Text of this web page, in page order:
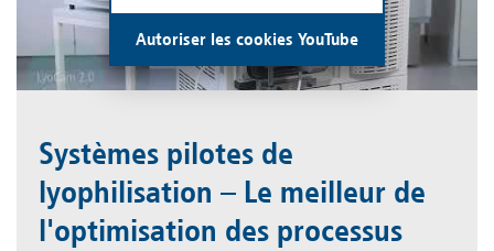
Autoriser les cookies YouTube
Systèmes pilotes de
lyophilisation – Le meilleur de
l'optimisation des processus